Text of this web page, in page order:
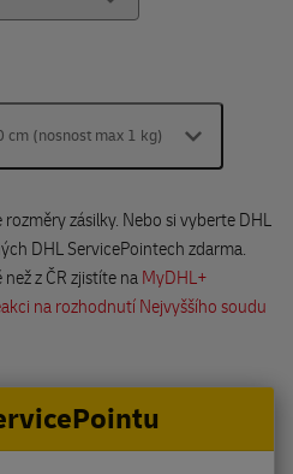
(nosnost max 1 kg)
zásilky. Nebo si vyberte DHL
DHL ServicePointech zdarma.
z ČR zjistíte na MyDHL+
na rozhodnutí Nejvyššího soudu